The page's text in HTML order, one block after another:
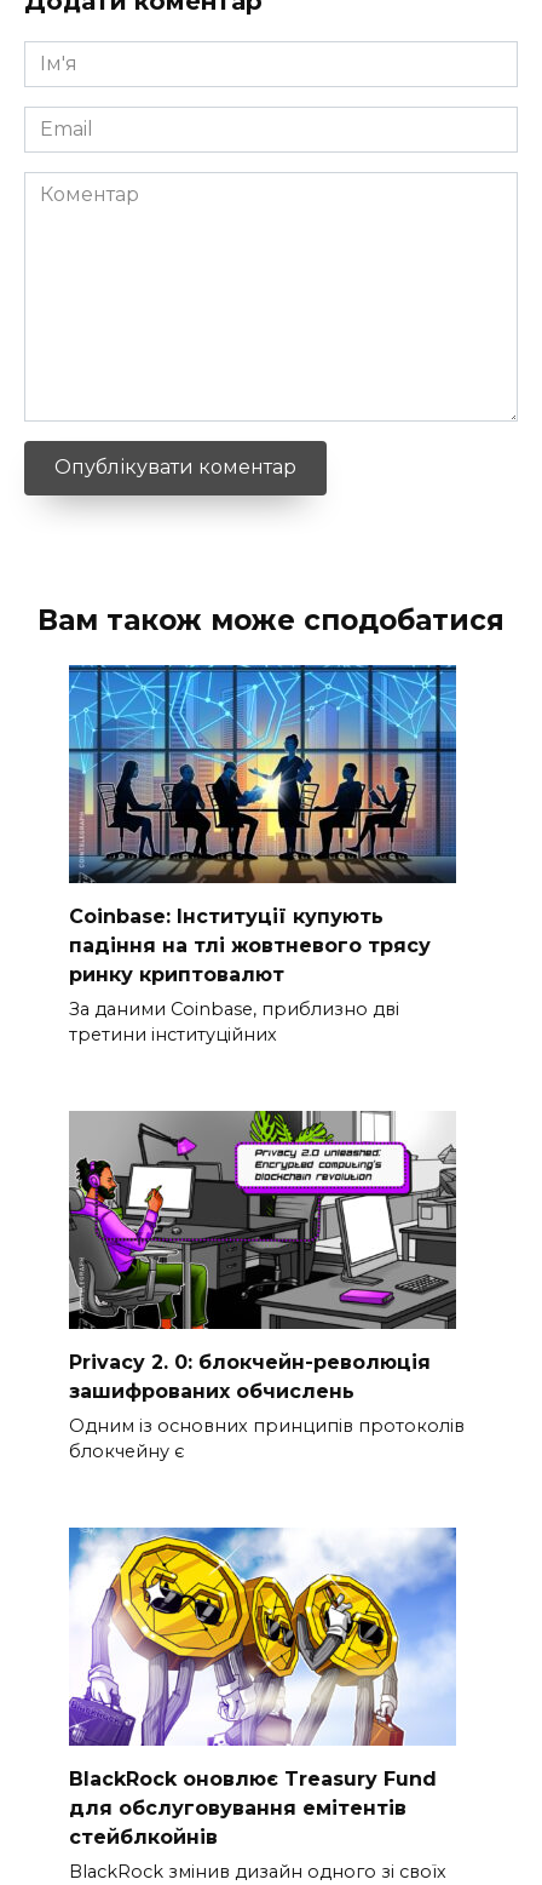
Ім'я
*
Email
*
Коментар
Вам також може сподобатися
Coinbase: Інституції купують
падіння на тлі жовтневого трясу
ринку криптовалют
За даними Coinbase, приблизно дві
третини інституційних
Privacy 2. 0: блокчейн-революція
зашифрованих обчислень
Одним із основних принципів протоколів
блокчейну є
BlackRock оновлює Treasury Fund
для обслуговування емітентів
стейблкойнів
BlackRock змінив дизайн одного зі своїх